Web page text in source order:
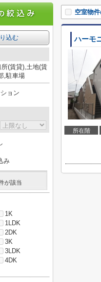
空室物
ハーモ
所在階
込む
(賃貸),土地(賃
,駐車場
ョン
み
が該当
1K
1LDK
2DK
3K
3LDK
4DK